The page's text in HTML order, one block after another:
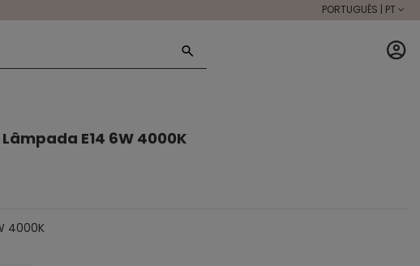
PORTUGUÊS | PT
Lâmpada E14 6W 4000K
4000K